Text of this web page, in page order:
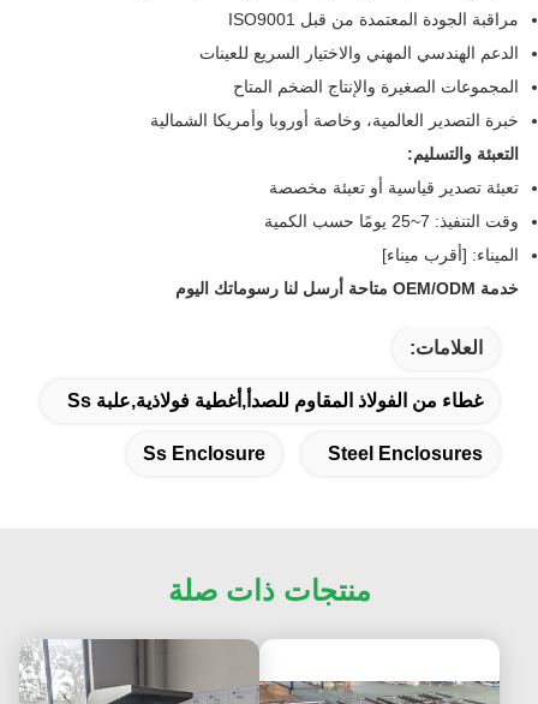
مراقبة الجودة المعتمدة من قبل ISO9001
الدعم الهندسي المهني والاختيار السريع للعينات
المجموعات الصغيرة والإنتاج الضخم المتاح
خبرة التصدير العالمية، وخاصة أوروبا وأمريكا الشمالية
التعبئة والتسليم:
تعبئة تصدير قياسية أو تعبئة مخصصة
وقت التنفيذ: 7~25 يومًا حسب الكمية
الميناء: [أقرب ميناء]
خدمة OEM/ODM متاحة أرسل لنا رسوماتك اليوم
العلامات:
غطاء من الفولاذ المقاوم للصدأ,أغطية فولاذية,علبة Ss
Steel Enclosures
Ss Enclosure
منتجات ذات صلة